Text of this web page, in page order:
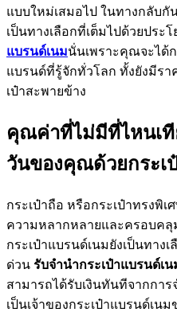
แบบใหม่เสมอไป ในทางกลับกั
เป็นทางเลือกที่เต็มไปด้วยประ
แบรนด์เนมนั่นเพราะคุณจะได้
แบรนด์ที่รู้จักทั่วโลก ทั้งยังมีรา
เป๋าสะพายข้าง
คุณค่าที่ไม่มีที่ไหนเที
วันของคุณด้วยกระเ
กระเป๋าถือ หรือกระเป๋าทรงพิ
ความหลากหลายและครอบคลุ
กระเป๋าแบรนด์เนมยังเป็นทา
ด่วน รับจำนำกระเป๋าแบรนด์เ
สามารถได้รับเงินทันทีจากกา
เป็นเจ้าของกระเป๋าแบรนด์เน